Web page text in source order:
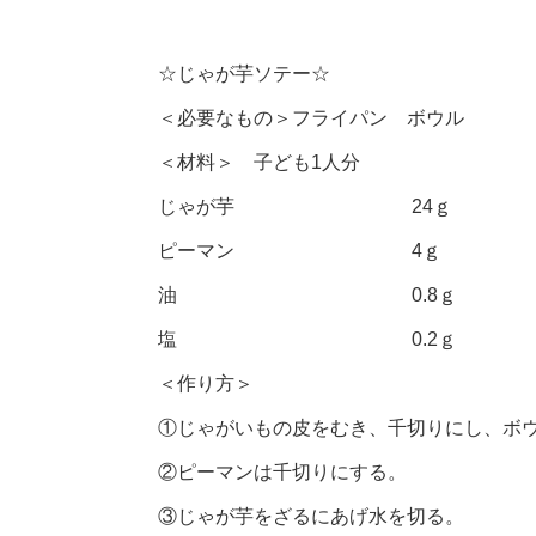
☆じゃが芋ソテー☆
＜必要なもの＞フライパン ボウル
＜材料＞ 子ども1人分
じゃが芋 24ｇ
ピーマン 4ｇ
油 0.8ｇ
塩 0.2ｇ
＜作り方＞
①じゃがいもの皮をむき、千切りにし、ボ
②ピーマンは千切りにする。
③じゃが芋をざるにあげ水を切る。